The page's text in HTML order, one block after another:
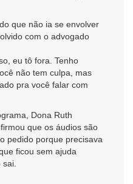
que não ia se envolver
com o advogado
eu tô fora. Tenho
não tem culpa, mas
pra você falar com
Dona Ruth
que os áudios são
pedido porque precisava
ficou sem ajuda